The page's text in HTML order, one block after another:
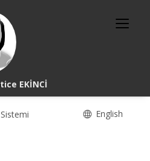
EKİNCİ
English